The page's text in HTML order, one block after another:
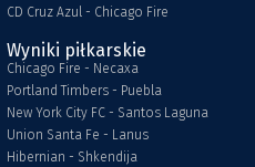
CD Cruz Azul - Chicago Fire
Wyniki piłkarskie
Chicago Fire - Necaxa
Portland Timbers - Puebla
New York City FC - Santos Laguna
Union Santa Fe - Lanus
Hibernian - Shkendija